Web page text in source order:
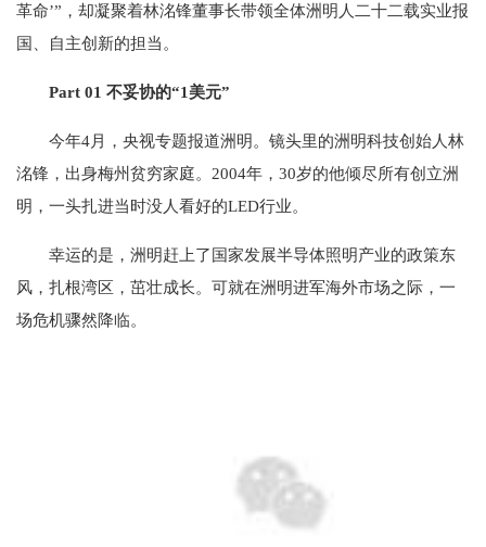
革命’”，却凝聚着林洺锋董事长带领全体洲明人二十二载实业报
国、自主创新的担当。
Part 01 不妥协的“1美元”
今年4月，央视专题报道洲明。镜头里的洲明科技创始人林
洺锋，出身梅州贫穷家庭。2004年，30岁的他倾尽所有创立洲
明，一头扎进当时没人看好的LED行业。
幸运的是，洲明赶上了国家发展半导体照明产业的政策东
风，扎根湾区，茁壮成长。可就在洲明进军海外市场之际，一
场危机骤然降临。